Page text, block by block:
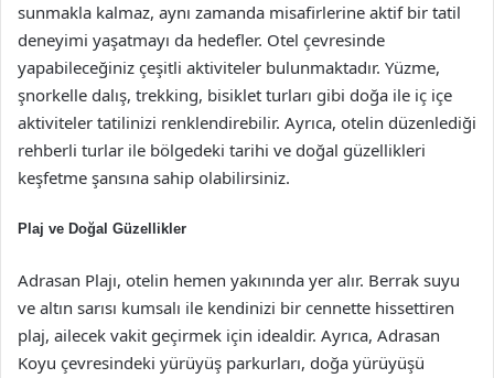
sunmakla kalmaz, aynı zamanda misafirlerine aktif bir tatil
deneyimi yaşatmayı da hedefler. Otel çevresinde
yapabileceğiniz çeşitli aktiviteler bulunmaktadır. Yüzme,
şnorkelle dalış, trekking, bisiklet turları gibi doğa ile iç içe
aktiviteler tatilinizi renklendirebilir. Ayrıca, otelin düzenlediği
rehberli turlar ile bölgedeki tarihi ve doğal güzellikleri
keşfetme şansına sahip olabilirsiniz.
Plaj ve Doğal Güzellikler
Adrasan Plajı, otelin hemen yakınında yer alır. Berrak suyu
ve altın sarısı kumsalı ile kendinizi bir cennette hissettiren
plaj, ailecek vakit geçirmek için idealdir. Ayrıca, Adrasan
Koyu çevresindeki yürüyüş parkurları, doğa yürüyüşü